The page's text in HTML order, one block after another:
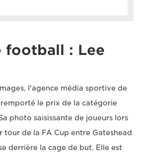
football : Lee
l'agence média sportive de
remporté le prix de la catégorie
photo saisissante de joueurs lors
tour de la FA Cup entre Gateshead
derrière la cage de but. Elle est